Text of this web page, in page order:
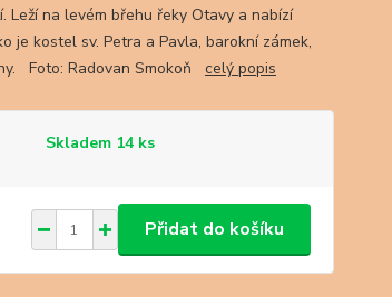
Leží na levém břehu řeky Otavy a nabízí
je kostel sv. Petra a Pavla, barokní zámek,
Foto: Radovan Smokoň celý popis
Skladem 14 ks
Přidat do košíku